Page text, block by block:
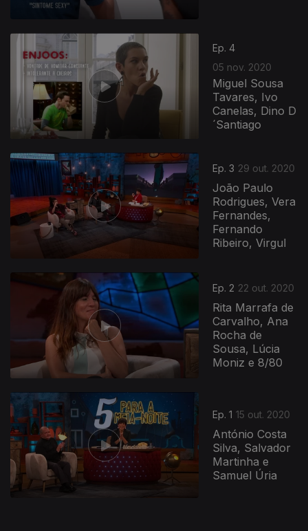
Ep. 4
05 nov. 2020
Miguel Sousa
Tavares, Ivo
Canelas, Dino D
´Santiago
Ep. 3 29 out. 2020
João Paulo
Rodrigues, Vera
Fernandes,
Fernando
Ribeiro, Virgul
Ep. 2 22 out. 2020
Rita Marrafa de
Carvalho, Ana
Rocha de
Sousa, Lúcia
Moniz e 8/80
Ep. 1 15 out. 2020
António Costa
Silva, Salvador
Martinha e
Samuel Úria
499612